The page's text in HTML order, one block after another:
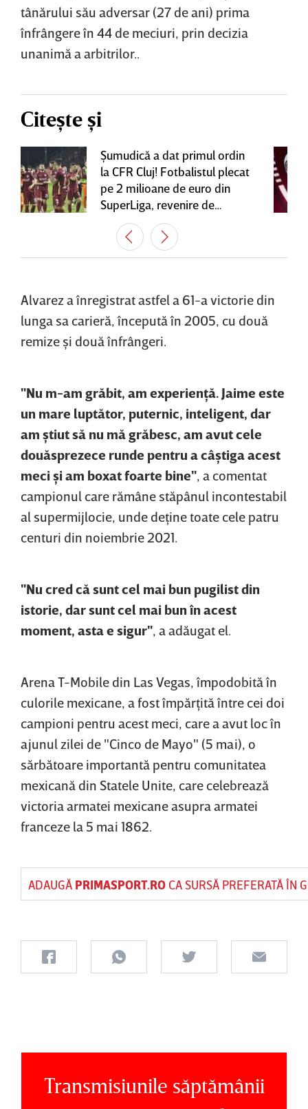
tânărului său adversar (27 de ani) prima
înfrângere în 44 de meciuri, prin decizia
unanimă a arbitrilor..
Citește și
Şumudică a dat primul ordin
la CFR Cluj! Fotbalistul plecat
pe 2 milioane de euro din
SuperLiga, revenire de
senzaţie în Gruia
Alvarez a înregistrat astfel a 61-a victorie din
lunga sa carieră, începută în 2005, cu două
remize şi două înfrângeri.
"Nu m-am grăbit, am experienţă. Jaime este
un mare luptător, puternic, inteligent, dar
am ştiut să nu mă grăbesc, am avut cele
douăsprezece runde pentru a câştiga acest
meci şi am boxat foarte bine", a comentat
campionul care rămâne stăpânul incontestabil
al supermijlocie, unde deţine toate cele patru
centuri din noiembrie 2021.
"Nu cred că sunt cel mai bun pugilist din
istorie, dar sunt cel mai bun în acest
moment, asta e sigur", a adăugat el.
Arena T-Mobile din Las Vegas, împodobită în
culorile mexicane, a fost împărţită între cei doi
campioni pentru acest meci, care a avut loc în
ajunul zilei de "Cinco de Mayo" (5 mai), o
sărbătoare importantă pentru comunitatea
mexicană din Statele Unite, care celebrează
victoria armatei mexicane asupra armatei
franceze la 5 mai 1862.
ADAUGĂ PRIMASPORT.ROCA SURSĂ PREFERATĂ ÎN
Transmisiunile săptămânii